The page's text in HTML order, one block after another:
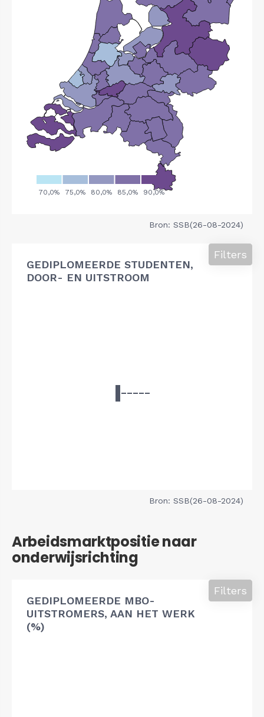
Bron: SSB(26-08-2024)
GEDIPLOMEERDE STUDENTEN,
DOOR- EN UITSTROOM
Filters
Bron: SSB(26-08-2024)
Arbeidsmarktpositie naar
onderwijsrichting
GEDIPLOMEERDE MBO-
UITSTROMERS, AAN HET WERK
(%)
Filters